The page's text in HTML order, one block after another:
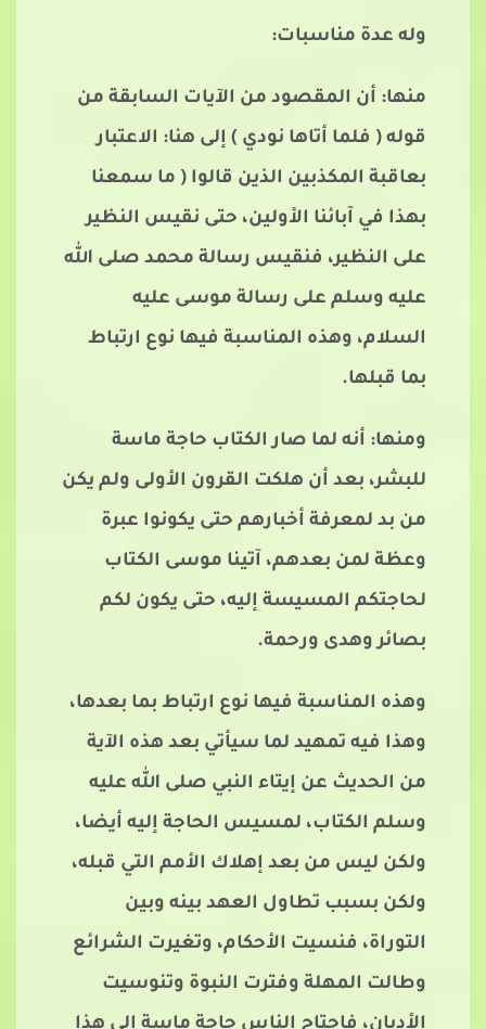
وله عدة مناسبات:
منها: أن المقصود من الآيات السابقة من
قوله ( فلما أتاها نودي ) إلى هنا: الاعتبار
بعاقبة المكذبين الذين قالوا ( ما سمعنا
بهذا في آبائنا الأولين، حتى نقيس النظير
على النظير، فنقيس رسالة محمد صلى الله
عليه وسلم على رسالة موسى عليه
السلام، وهذه المناسبة فيها نوع ارتباط
بما قبلها.
ومنها: أنه لما صار الكتاب حاجة ماسة
للبشر، بعد أن هلكت القرون الأولى ولم يكن
من بد لمعرفة أخبارهم حتى يكونوا عبرة
وعظة لمن بعدهم، آتينا موسى الكتاب
لحاجتكم المسيسة إليه، حتى يكون لكم
بصائر وهدى ورحمة.
وهذه المناسبة فيها نوع ارتباط بما بعدها،
وهذا فيه تمهيد لما سيأتي بعد هذه الآية
من الحديث عن إيتاء النبي صلى الله عليه
وسلم الكتاب، لمسيس الحاجة إليه أيضا،
ولكن ليس من بعد إهلاك الأمم التي قبله،
ولكن بسبب تطاول العهد بينه وبين
التوراة، فنسيت الأحكام، وتغيرت الشرائع
وطالت المهلة وفترت النبوة وتنوسيت